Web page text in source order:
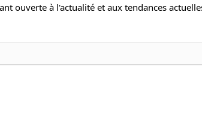
ouverte à l'actualité et aux tendances